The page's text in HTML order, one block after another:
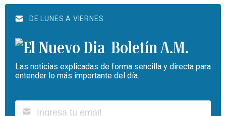
DE LUNES A VIERNES
Boletín A.M.
Las noticias explicadas de forma sencilla y directa para
entender lo más importante del día.